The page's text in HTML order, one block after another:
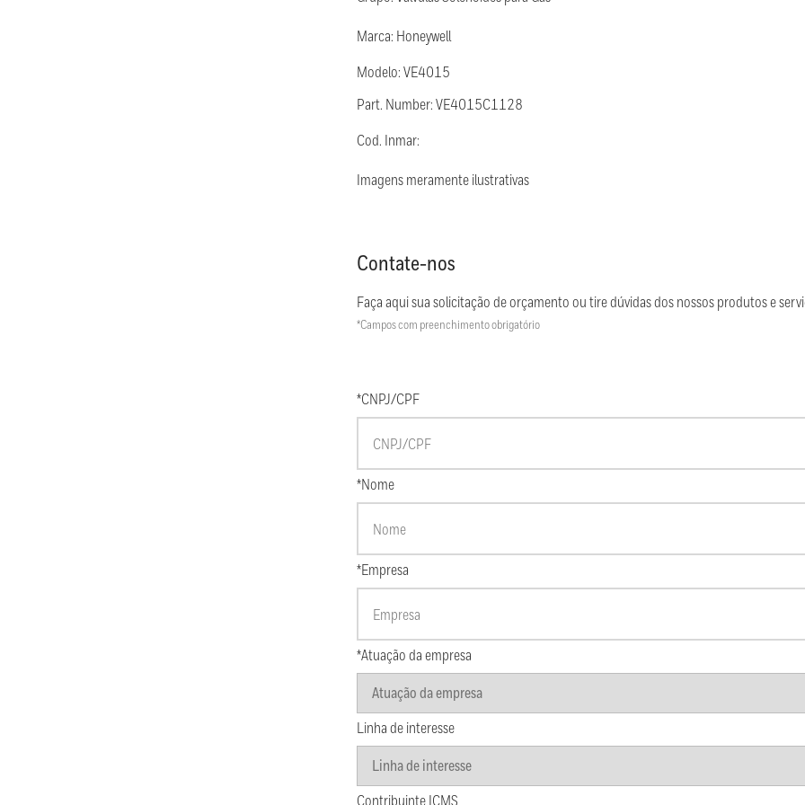
Marca: Honeywell
Modelo: VE4015
Part. Number: VE4015C1128
Cod. Inmar:
Imagens meramente ilustrativas
Contate-nos
Faça aqui sua solicitação de orçamento ou tire dúvidas dos nossos produtos e
*Campos com preenchimento obrigatório
*CNPJ/CPF
*Nome
*Empresa
*Atuação da empresa
Linha de interesse